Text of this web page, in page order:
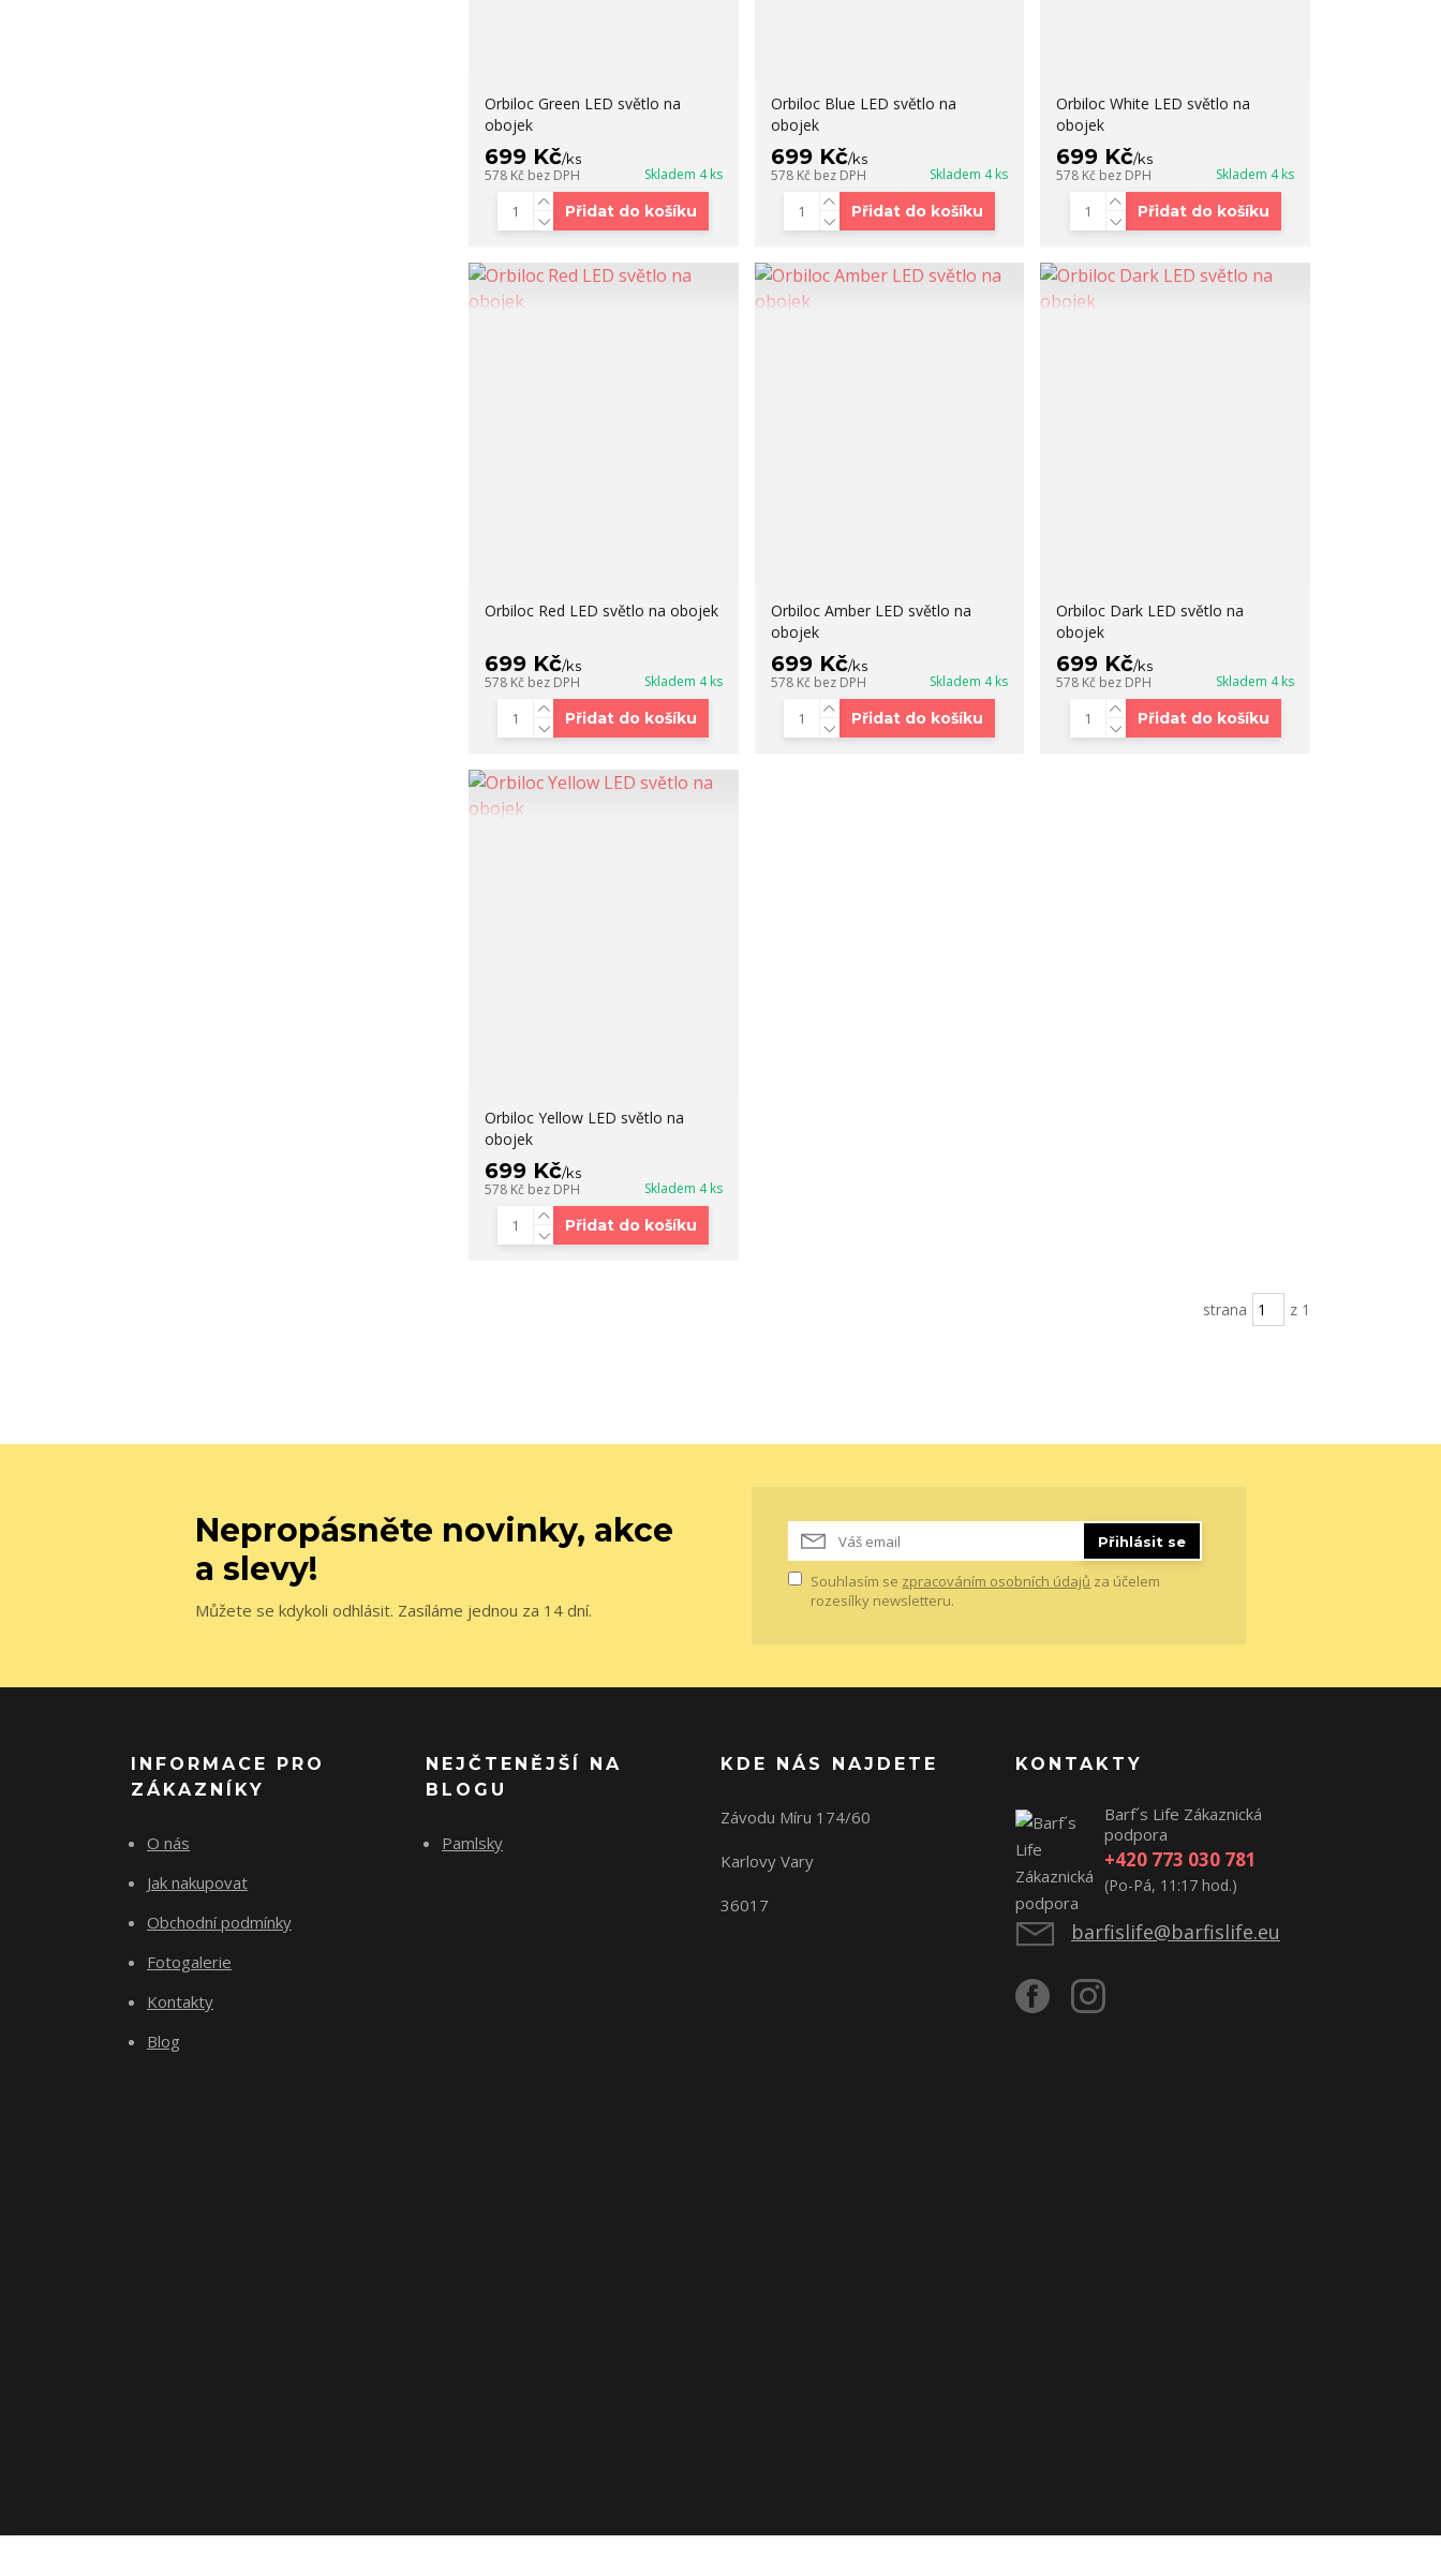
Orbiloc Green LED světlo na
obojek
699 Kč/ks
578 Kč bez DPH Skladem 4 ks
Přidat do košíku
Orbiloc Blue LED světlo na
obojek
699 Kč/ks
578 Kč bez DPH Skladem 4 ks
Přidat do košíku
Orbiloc White LED světlo na
obojek
699 Kč/ks
578 Kč bez DPH Skladem 4 ks
Přidat do košíku
Orbiloc Red LED světlo na obojek
699 Kč/ks
578 Kč bez DPH Skladem 4 ks
Přidat do košíku
Orbiloc Amber LED světlo na
obojek
699 Kč/ks
578 Kč bez DPH Skladem 4 ks
Přidat do košíku
Orbiloc Dark LED světlo na
obojek
699 Kč/ks
578 Kč bez DPH Skladem 4 ks
Přidat do košíku
Orbiloc Yellow LED světlo na
obojek
699 Kč/ks
578 Kč bez DPH Skladem 4 ks
Přidat do košíku
strana z 1
Nepropásněte novinky, akce
a slevy!
Můžete se kdykoli odhlásit. Zasíláme jednou za 14 dní.
Přihlásit se
Souhlasím se zpracováním osobních údajů za účelem
rozesílky newsletteru.
INFORMACE PRO
ZÁKAZNÍKY
O nás
Jak nakupovat
Obchodní podmínky
Fotogalerie
Kontakty
Blog
NEJČTENĚJŠÍ NA
BLOGU
Pamlsky
KDE NÁS NAJDETE
Závodu Míru 174/60
Karlovy Vary
36017
KONTAKTY
Barf´s Life Zákaznická
podpora
+420 773 030 781
(Po-Pá, 11:17 hod.)
barfislife@barfislife.eu